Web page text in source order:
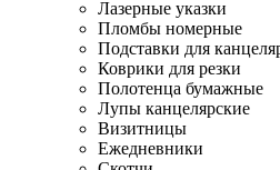
Лазерные указки
Пломбы номерные
Подставки для
Коврики для резки
Полотенца бумажные
Лупы канцелярские
Визитницы
Ежедневники